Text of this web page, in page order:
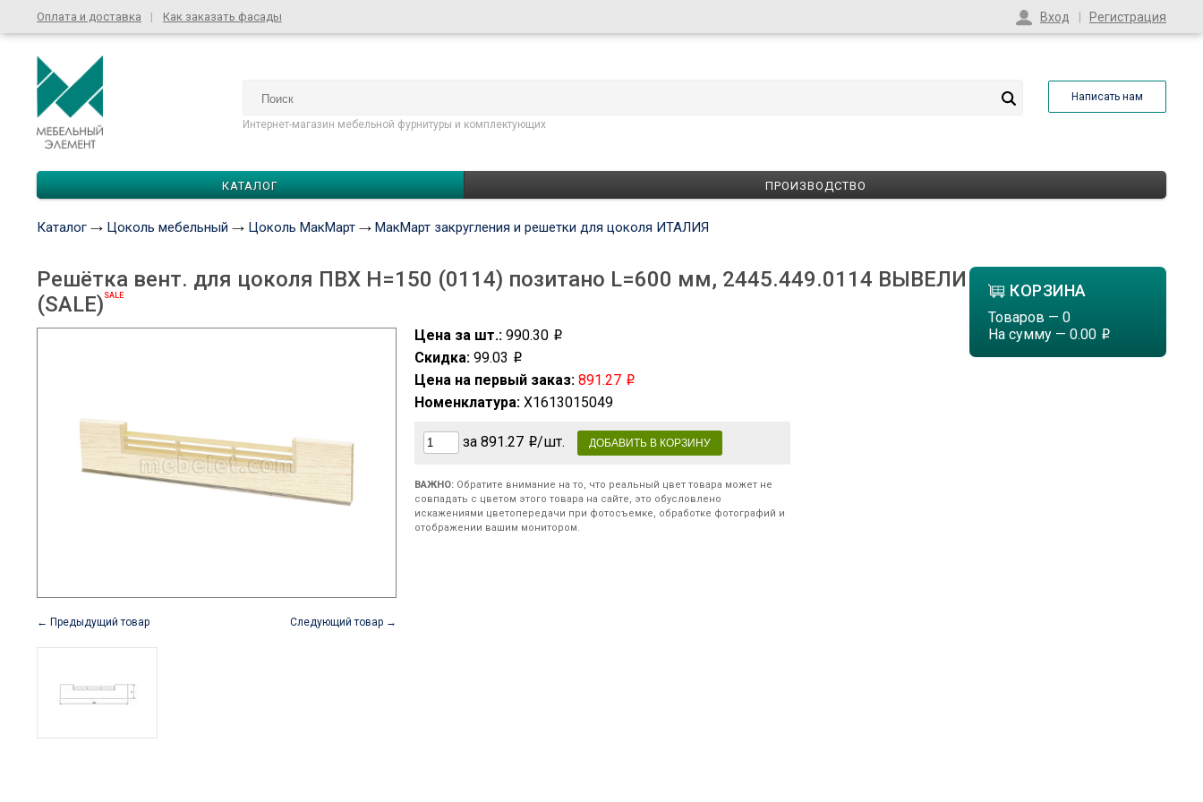
Оплата и доставка Как заказать фасады Вход Регистрация
Интернет-магазин мебельной фурнитуры и комплектующих
Написать нам
КАТАЛОГ ПРОИЗВОДСТВО
Каталог Цоколь мебельный Цоколь МакМарт МакМарт закругления и решетки для цоколя ИТАЛИЯ
Решётка вент. для цоколя ПВХ H=150 (0114) позитано L=600 мм, 2445.449.0114 ВЫВЕЛИ
(SALE) SALE
← Предыдущий товар Следующий товар →
Цена за шт.: 990.30
Скидка: 99.03
Цена на первый заказ: 891.27
Номенклатура: X1613015049
за 891.27 /шт.
ВАЖНО: Обратите внимание на то, что реальный цвет товара может не
совпадать с цветом этого товара на сайте, это обусловлено
искажениями цветопередачи при фотосъемке, обработке фотографий и
отображении вашим монитором.
КОРЗИНА
Товаров — 0
На сумму — 0.00